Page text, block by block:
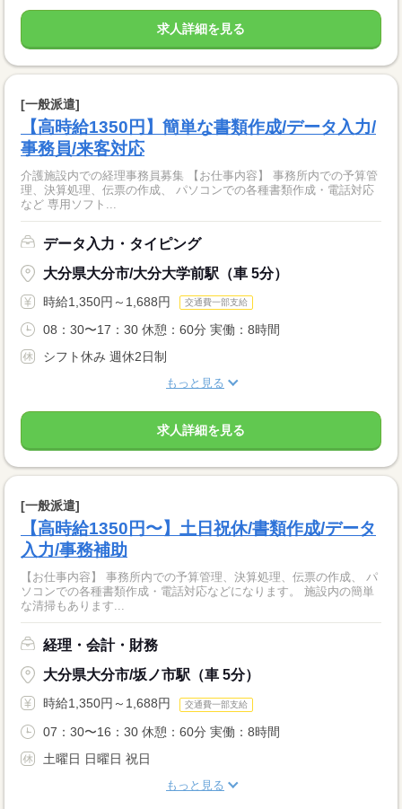
求人詳細を見る
[一般派遣]
【高時給1350円】簡単な書類作成/データ入力/
事務員/来客対応
介護施設内での経理事務員募集 【お仕事内容】 事務所内での予算管
理、決算処理、伝票の作成、 パソコンでの各種書類作成・電話対応
など 専用ソフト...
データ入力・タイピング
大分県大分市/大分大学前駅（車 5分）
時給1,350円～1,688円 交通費一部支給
08：30〜17：30 休憩：60分 実働：8時間
シフト休み 週休2日制
もっと見る
求人詳細を見る
[一般派遣]
【高時給1350円〜】土日祝休/書類作成/データ
入力/事務補助
【お仕事内容】 事務所内での予算管理、決算処理、伝票の作成、 パ
ソコンでの各種書類作成・電話対応などになります。 施設内の簡単
な清掃もあります...
経理・会計・財務
大分県大分市/坂ノ市駅（車 5分）
時給1,350円～1,688円 交通費一部支給
07：30〜16：30 休憩：60分 実働：8時間
土曜日 日曜日 祝日
もっと見る